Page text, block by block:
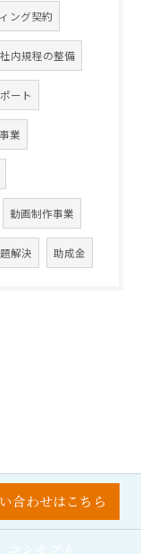
ング契約
社内規程の整備
ート
業
動画制作事業
解決 助成金
合わせはこちら